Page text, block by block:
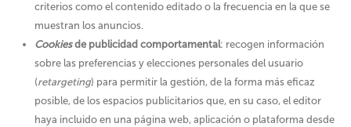
criterios como el contenido editado o la frecuencia en la que se
muestran los anuncios.
Cookiesde publicidad comportamental: recogen información
sobre las preferencias y elecciones personales del usuario
(retargeting) para permitir la gestión, de la forma más eficaz
posible, de los espacios publicitarios que, en su caso, el editor
haya incluido en una página web, aplicación o plataforma desde